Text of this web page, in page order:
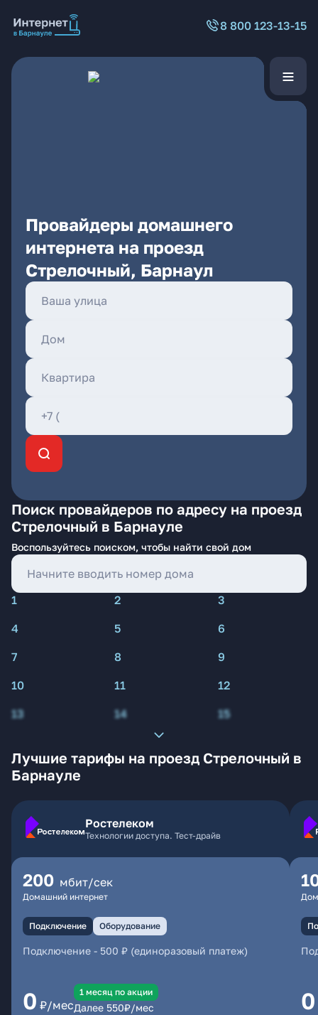
8 800 123-13-15
Провайдеры домашнего
интернета на проезд
Стрелочный, Барнаул
Поиск провайдеров по адресу на проезд
Стрелочный в Барнауле
Воспользуйтесь поиском, чтобы найти свой дом
1 2
3
4
5
6
7
8
9
10
11
12
13
14 15
Лучшие тарифы на проезд Стрелочный в
Барнауле
Ростелеком
Технологии доступа. Тест-драйв
200 мбит/сек
Домашний интернет
Подключение Оборудование
Подключение - 500 ₽ (единоразовый платеж)
0 ₽/мес
1 месяц по акции
Далее 550₽/мес 0